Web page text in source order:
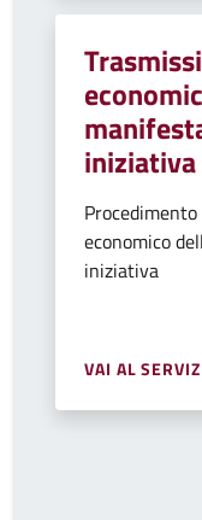
iniziativa
economico
iniziativa
VAI AL